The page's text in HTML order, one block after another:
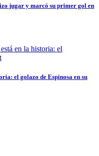
jugar y marcó su primer gol en
el golazo de Espinosa en su